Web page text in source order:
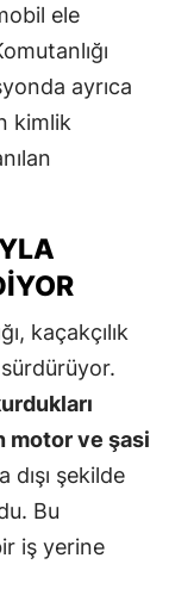
ele
ayrıca
kimlik
kaçakçılık
sürdürüyor.
motor ve şasi
dışı şekilde
Bu
iş yerine